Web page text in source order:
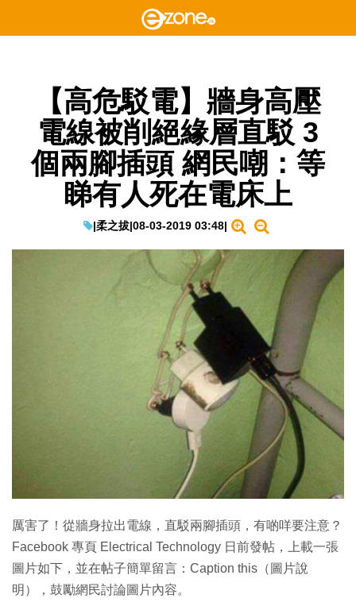
【高危駁電】牆身高壓
電線被削絕緣層直駁 3
個兩腳插頭 網民嘲：等
睇有人死在電床上
|柔之拔|08-03-2019 03:48|
厲害了！從牆身拉出電線，直駁兩腳插頭，有啲咩要注意？
Facebook 專頁 Electrical Technology 日前發帖，上載一張
圖片如下，並在帖子簡單留言：Caption this（圖片說
明），鼓勵網民討論圖片內容。